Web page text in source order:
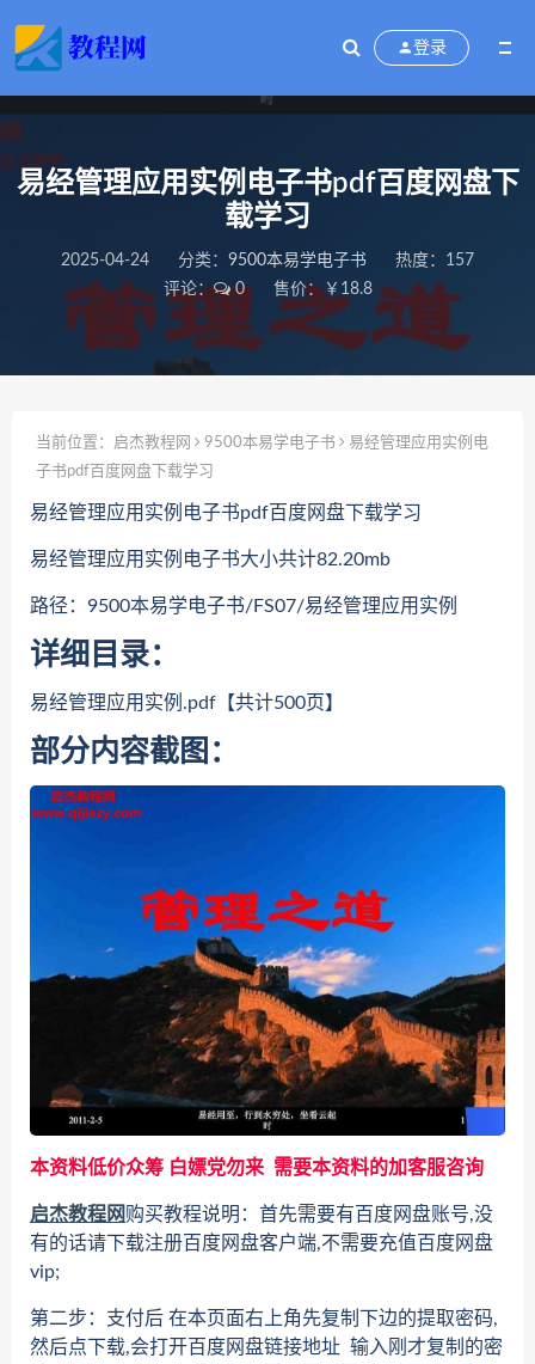
登录
易经管理应用实例电子书pdf百度网盘下
载学习
2025-04-24 分类： 9500本易学电子书
热度：157
评论：
0 售价：￥18.8
当前位置： 启杰教程网 9500本易学电子书
易经管理应用实例电
子书pdf百度网盘下载学习
易经管理应用实例电子书pdf百度网盘下载学习
易经管理应用实例电子书大小共计82.20mb
路径：9500本易学电子书/FS07/易经管理应用实例
详细目录：
易经管理应用实例.pdf【共计500页】
部分内容截图：
本资料低价众筹 白嫖党勿来 需要本资料的加客服咨询
启杰教程网购买教程说明：首先需要有百度网盘账号,没
有的话请下载注册百度网盘客户端,不需要充值百度网盘
vip;
第二步：支付后 在本页面右上角先复制下边的提取密码,
然后点下载,会打开百度网盘链接地址 输入刚才复制的密